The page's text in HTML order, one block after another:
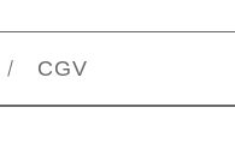
CGV